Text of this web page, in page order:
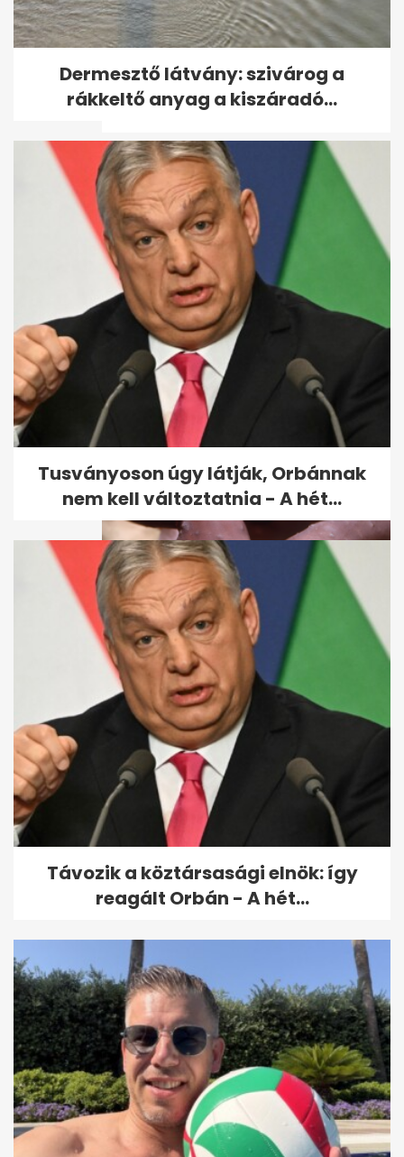
Egy edző elárulta: ez a 3x4
perc edzés kell 60 felett
mindenkinek
Bekérették Svédország
nagykövetét
Megjelent a majomhimlő
Svédországban
Dermesztő látvány: szivárog a
rákkeltő anyag a kiszáradó...
Tusványoson úgy látják, Orbánnak
nem kell változtatnia - A hét...
Távozik a köztársasági elnök: így
reagált Orbán - A hét...